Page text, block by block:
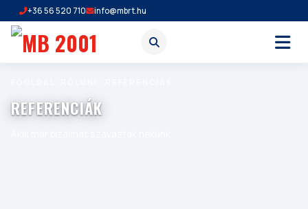
+36 56 520 710 info@mbrt.hu
REFERENCIÁK